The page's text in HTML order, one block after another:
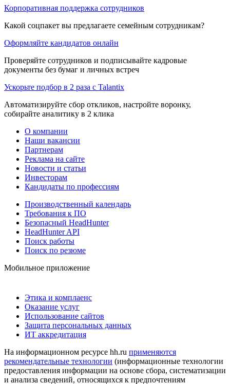
Корпоративная поддержка сотрудников
Какой соцпакет вы предлагаете семейным сотрудникам?
Оформляйте кандидатов онлайн
Проверяйте сотрудников и подписывайте кадровые
документы без бумаг и личных встреч
Ускорьте подбор в 2 раза с Talantix
Автоматизируйте сбор откликов, настройте воронку,
собирайте аналитику в 2 клика
О компании
Наши вакансии
Партнерам
Реклама на сайте
Новости и статьи
Инвесторам
Кандидаты по профессиям
Производственный календарь
Требования к ПО
Безопасный HeadHunter
HeadHunter API
Поиск работы
Поиск по резюме
Мобильное приложение
Этика и комплаенс
Оказание услуг
Использование сайтов
Защита персональных данных
ИТ аккредитация
На информационном ресурсе hh.ru применяются
рекомендательные технологии (информационные технологии
предоставления информации на основе сбора, систематизации
и анализа сведений, относящихся к предпочтениям